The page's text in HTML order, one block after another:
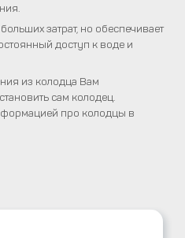
затрат, но обеспечивает
доступ к воде и
из колодца Вам
сам колодец.
про колодцы в